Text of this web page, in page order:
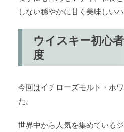
しない穏やかに甘く美味しい
ウイスキー初心
度
今回はイチローズモルト・ホ
た。
世界中から人気を集めている